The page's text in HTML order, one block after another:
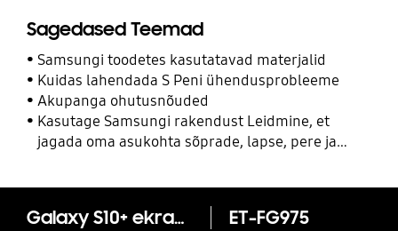
Sagedased Teemad
Samsungi toodetes kasutatavad materjalid
Kuidas lahendada S Peni ühendusprobleeme
Akupanga ohutusnõuded
Kasutage Samsungi rakendust Leidmine, et
jagada oma asukohta sõprade, lapse, pere ja
Galaxy S10+ ekraanikaitse ET-FG975